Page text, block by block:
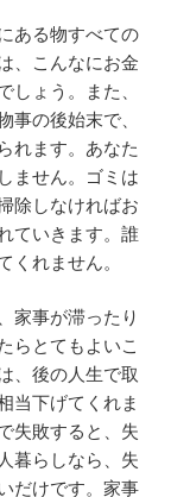
ある物すべての
、こんなにお金
しょう。また、
事の後始末で、
れます。あなた
ません。ゴミは
除しなければお
ていきます。誰
くれません。
家事が滞ったり
らとてもよいこ
、後の人生で取
当下げてくれま
失敗すると、失
暮らしなら、失
だけです。家事